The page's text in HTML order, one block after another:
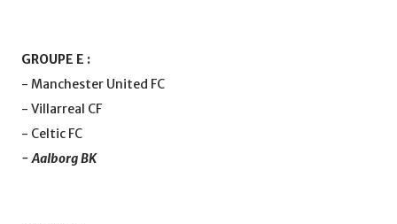
GROUPE E :
- Manchester United FC
- Villarreal CF
- Celtic FC
- Aalborg BK